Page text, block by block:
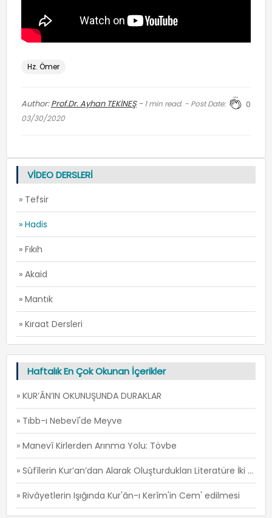
Hz. Ömer
Author:Prof.Dr. Ayhan TEKİNEŞ- 1min read. - Post Date:
03/30/2020
0
VİDEO DERSLERİ
» Tefsir
» Hadis
» Fıkıh
» Akaid
» Mantık
» Kıraat Dersleri
Haftalık En Çok Okunan İçerikler
» KUR’ÂN’IN OKUNUŞUNDA DURAKLAR
» Tıbb-ı Nebevî'de Meyve
» Manevî Kirlerden Arınma Yolu: Tövbe
» Sûfîlerin Kur’an’dan Alarak Oluşturdukları Literatüre İki Örnek: İ’TİSÂM ve FİRÂR -1
» Rivâyetlerin Işığında Kur'ân-ı Kerîm'in Cem' edilmesi